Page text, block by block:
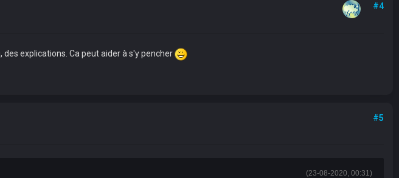
#4
explications. Ca peut aider à s'y pencher
#5
(23-08-2020, 00:31)